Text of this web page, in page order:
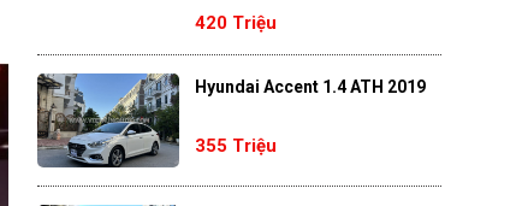
420 Triệu
Hyundai Accent 1.4 ATH 2019
355 Triệu